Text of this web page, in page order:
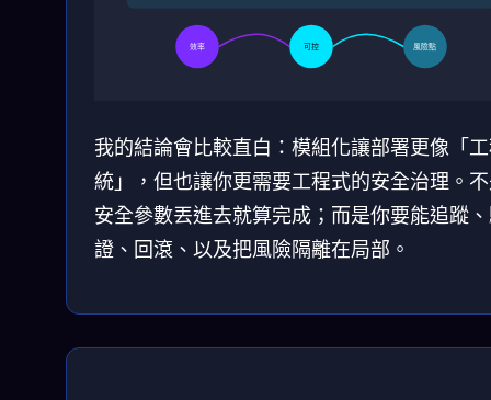
效率 可控 風險點
我的結論會比較直白：模組化讓部署更像「
統」，但也讓你更需要工程式的安全治理。
安全參數丟進去就算完成；而是你要能追蹤
證、回滾、以及把風險隔離在局部。